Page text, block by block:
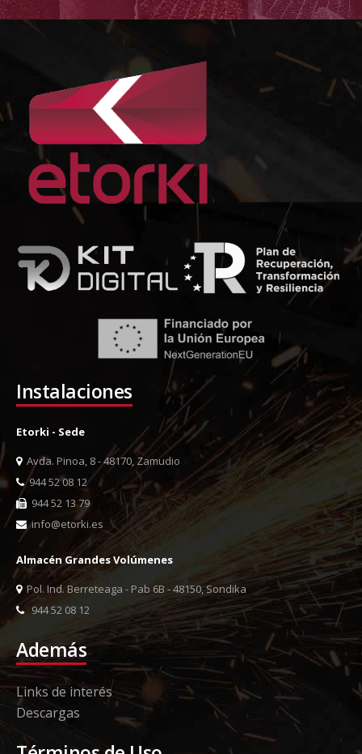
Instalaciones
Etorki - Sede
Avda. Pinoa, 8 - 48170, Zamudio
944 52 08 12
944 52 13 79
info@etorki.es
Almacén Grandes Volúmenes
Pol. Ind. Berreteaga - Pab 6B - 48150, Sondika
944 52 08 12
Además
Links de interés
Descargas